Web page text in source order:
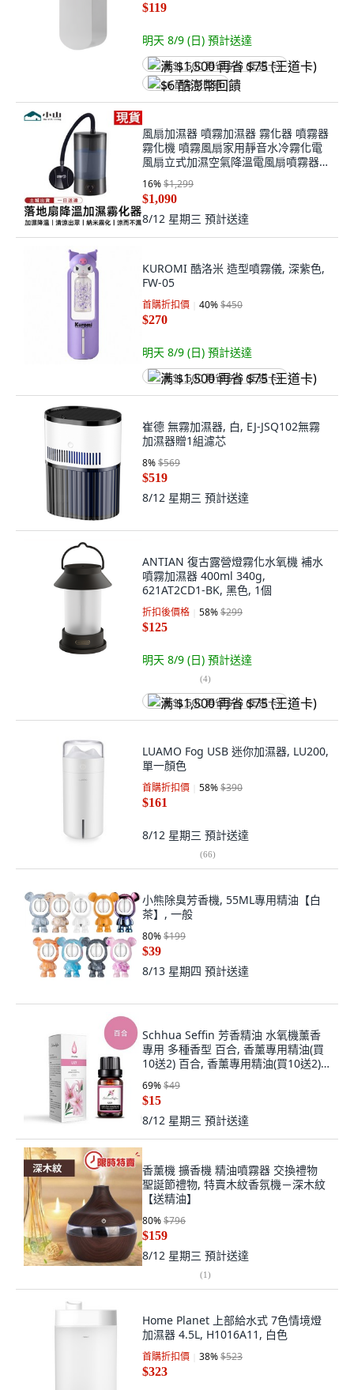
$119
明天 8/9 (日) 預計送達
满 $1,500 再省 $75 (王道卡)
$6 酷澎幣回饋
風扇加濕器 噴霧加濕器 霧化器 噴霧器
霧化機 噴霧風扇家用靜音水冷霧化電
風扇立式加濕空氣降溫電風扇噴霧器,
風扇噴霧加濕器, 黑色, 1666R-1
16%$1,299
$1,090
8/12 星期三 預計送達
KUROMI 酷洛米 造型噴霧儀, 深紫色,
FW-05
首購折扣價 40%$450
$270
明天 8/9 (日) 預計送達
满 $1,500 再省 $75 (王道卡)
崔德 無霧加濕器, 白, EJ-JSQ102無霧
加濕器贈1組濾芯
8%$569
$519
8/12 星期三 預計送達
ANTIAN 復古露營燈霧化水氧機 補水
噴霧加濕器 400ml 340g,
621AT2CD1-BK, 黑色, 1個
折扣後價格 58%$299
$125
明天 8/9 (日) 預計送達
(4)
满 $1,500 再省 $75 (王道卡)
LUAMO Fog USB 迷你加濕器, LU200,
單一顏色
首購折扣價 58%$390
$161
8/12 星期三 預計送達
(66)
小熊除臭芳香機, 55ML專用精油【白
茶】, 一般
80%$199
$39
8/13 星期四 預計送達
Schhua Seffin 芳香精油 水氧機薰香
專用 多種香型 百合, 香薰專用精油(買
10送2) 百合, 香薰專用精油(買10送2)
69%$49
$15
8/12 星期三 預計送達
香薰機 擴香機 精油噴霧器 交換禮物
聖誕節禮物, 特賣木紋香氛機－深木紋
【送精油】
80%$796
$159
8/12 星期三 預計送達
(1)
Home Planet 上部給水式 7色情境燈
加濕器 4.5L, H1016A11, 白色
首購折扣價 38%$523
$323